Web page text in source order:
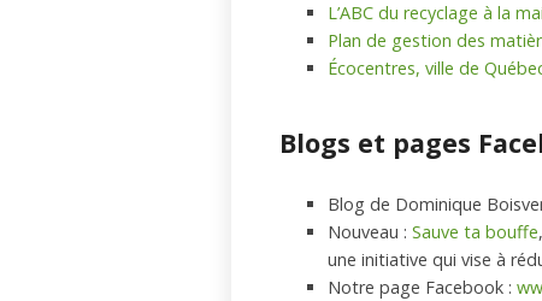
L’ABC du recyclage à la
Plan de gestion des
Écocentres, ville de
Blogs et pages
Blog de Dominique
Nouveau : Sauve ta bouffe
une initiative qui vise à
Notre page Facebook :